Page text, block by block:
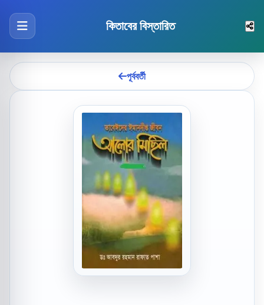
কিতাবের বিস্তারিত
পূর্ববর্তী